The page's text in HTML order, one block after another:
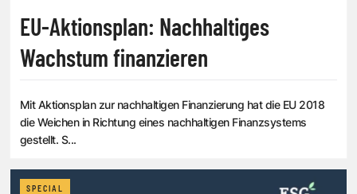
EU-Aktionsplan: Nachhaltiges
Wachstum finanzieren
Mit Aktionsplan zur nachhaltigen Finanzierung hat die EU 2018
die Weichen in Richtung eines nachhaltigen Finanzsystems
gestellt. S...
SPECIAL